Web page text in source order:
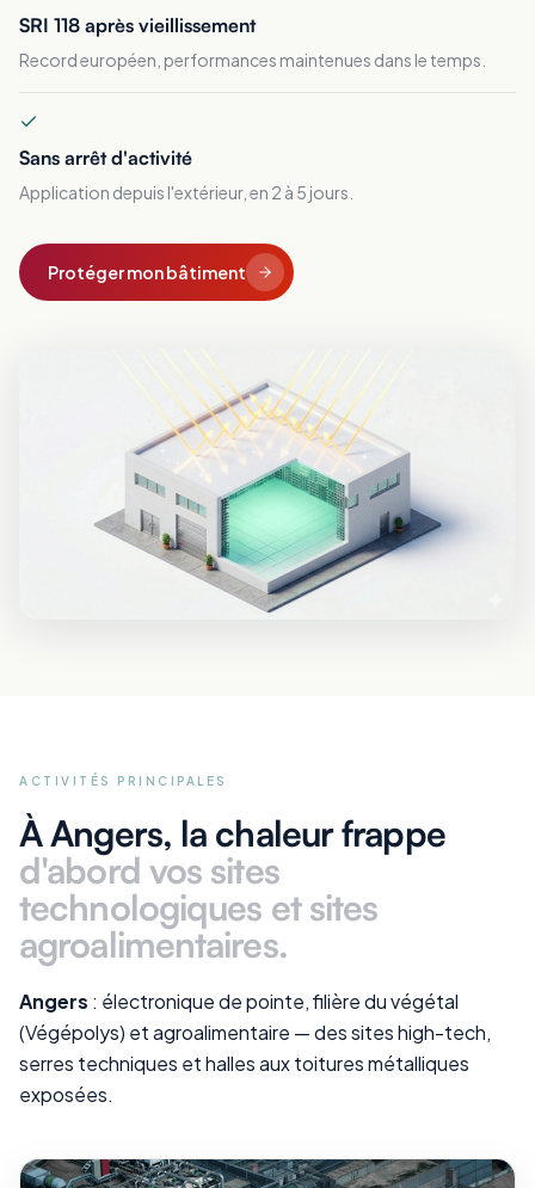
SRI 118 après vieillissement
Record européen, performances maintenues dans le temps.
Sans arrêt d'activité
Application depuis l'extérieur, en 2 à 5 jours.
Protéger mon bâtiment
ACTIVITÉS PRINCIPALES
À Angers, la chaleur frappe
d'abord vos sites
technologiques et sites
agroalimentaires.
Angers : électronique de pointe, filière du végétal
(Végépolys) et agroalimentaire — des sites high-tech,
serres techniques et halles aux toitures métalliques
exposées.